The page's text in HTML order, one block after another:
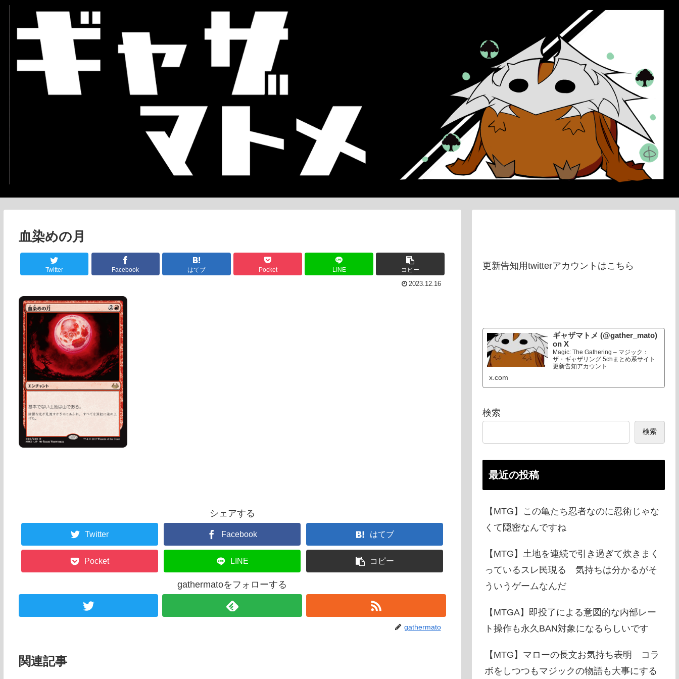
血染めの月
Twitter Facebook はてブ Pocket LINE コピー
2023.12.16
シェアする
Twitter Facebook はてブ
Pocket LINE コピー
gathermatoをフォローする
gathermato
関連記事
更新告知用twitterアカウントはこちら
ギャザマトメ (@gather_mato)
on X
Magic: The Gathering – マジック：
ザ・ギャザリング 5chまとめ系サイト
更新告知アカウント
x.com
検索
検索
最近の投稿
【MTG】この亀たち忍者なのに忍術じゃな
くて隠密なんですね
【MTG】土地を連続で引き過ぎて炊きまく
っているスレ民現る 気持ちは分かるがそ
ういうゲームなんだ
【MTGA】即投了による意図的な内部レー
ト操作も永久BAN対象になるらしいです
【MTG】マローの長文お気持ち表明 コラ
ボをしつつもマジックの物語も大事にする